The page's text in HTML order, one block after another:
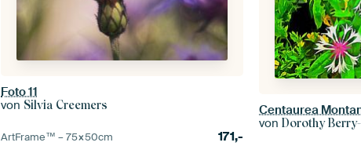
Foto 11
von Silvia Creemers
ArtFrame™ –75×50cm 171,-
Centaurea
vonDorothy